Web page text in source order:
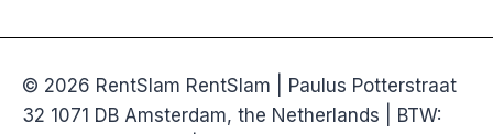
© 2026 RentSlam RentSlam | Paulus Potterstraat
32 1071 DB Amsterdam, the Netherlands | BTW: